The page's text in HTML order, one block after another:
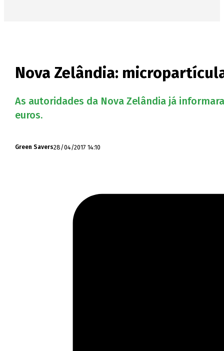
Nova Zelândia:
As autoridades da Nova Zelândia já
euros.
Green Savers28/04/2017 14:10